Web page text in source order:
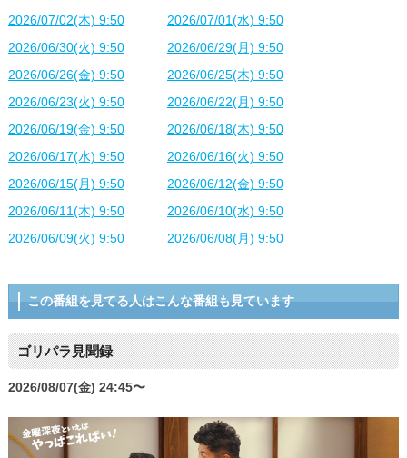
2026/07/02(木) 9:50
2026/07/01(水) 9:50
2026/06/30(火) 9:50
2026/06/29(月) 9:50
2026/06/26(金) 9:50
2026/06/25(木) 9:50
2026/06/23(火) 9:50
2026/06/22(月) 9:50
2026/06/19(金) 9:50
2026/06/18(木) 9:50
2026/06/17(水) 9:50
2026/06/16(火) 9:50
2026/06/15(月) 9:50
2026/06/12(金) 9:50
2026/06/11(木) 9:50
2026/06/10(水) 9:50
2026/06/09(火) 9:50
2026/06/08(月) 9:50
この番組を見てる人はこんな番組も見ています
ゴリパラ見聞録
2026/08/07(金) 24:45〜